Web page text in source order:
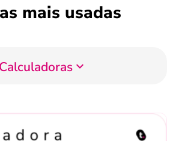
mais usadas
Calculadoras